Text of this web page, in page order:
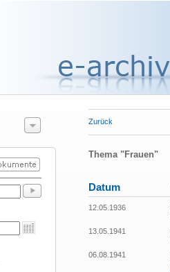
Zurück
Thema "Frauen"
Datum
12.05.1936
13.05.1941
06.08.1941